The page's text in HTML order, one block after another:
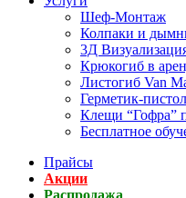
Шеф-Монтаж
Колпаки и
3Д
Крюкогиб в
Листогиб Van
Герметик-
Клещи “Гофра”
Бесплатное
Прайсы
Акции
Распродажа